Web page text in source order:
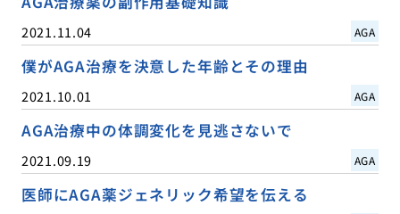
2021.11.04 AGA
僕がAGA治療を決意した年齢とその理由
2021.10.01 AGA
AGA治療中の体調変化を見逃さないで
2021.09.19 AGA
医師にAGA薬ジェネリック希望を伝える